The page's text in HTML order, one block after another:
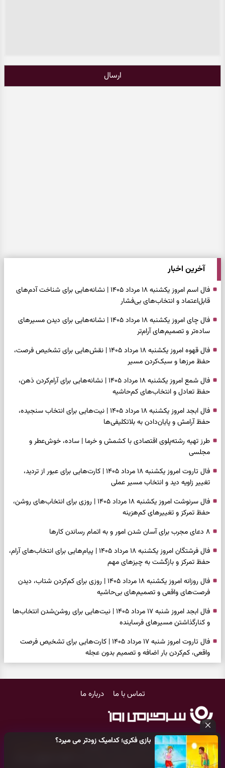
بازی فکری؛ کدامیک زودتر می میرد؟
ارسال
آخرین اخبار
فال اسم امروز یکشنبه ۱۸ مرداد ۱۴۰۵ | نشانه‌هایی برای شناخت آدم‌های
قابل‌اعتماد و انتخاب‌های بی‌فشار
فال چای امروز یکشنبه ۱۸ مرداد ۱۴۰۵ | نشانه‌هایی برای دیدن مسیرهای
ساده‌تر و تصمیم‌های آرام‌تر
فال قهوه امروز یکشنبه ۱۸ مرداد ۱۴۰۵ | نقش‌هایی برای تشخیص فرصت،
حفظ مرزها و سبک‌کردن مسیر
فال شمع امروز یکشنبه ۱۸ مرداد ۱۴۰۵ | نشانه‌هایی برای آرام‌کردن ذهن،
حفظ تعادل و انتخاب‌های کم‌حاشیه
فال ابجد امروز یکشنبه ۱۸ مرداد ۱۴۰۵ | نیت‌هایی برای انتخاب سنجیده،
حفظ آرامش و پایان‌دادن به بلاتکلیفی‌ها
طرز تهیه رشته‌پلوی اقتصادی با کشمش و خرما | ساده، خوش‌عطر و
مجلسی
فال تاروت امروز یکشنبه ۱۸ مرداد ۱۴۰۵ | کارت‌هایی برای عبور از تردید،
تغییر زاویه دید و انتخاب مسیر عملی
فال سرنوشت امروز یکشنبه ۱۸ مرداد ۱۴۰۵ | روزی برای انتخاب‌های روشن،
حفظ تمرکز و تغییرهای کم‌هزینه
۸ دعای مجرب برای آسان شدن امور و به اتمام رساندن کار‌ها
فال فرشتگان امروز یکشنبه ۱۸ مرداد ۱۴۰۵ | پیام‌هایی برای انتخاب‌های آرام،
حفظ تمرکز و بازگشت به چیزهای مهم
فال روزانه امروز یکشنبه ۱۸ مرداد ۱۴۰۵ | روزی برای کم‌کردن شتاب، دیدن
فرصت‌های واقعی و تصمیم‌های بی‌حاشیه
فال ابجد امروز شنبه ۱۷ مرداد ۱۴۰۵ | نیت‌هایی برای روشن‌شدن انتخاب‌ها
و کنارگذاشتن مسیرهای فرساینده
فال تاروت امروز شنبه ۱۷ مرداد ۱۴۰۵ | کارت‌هایی برای تشخیص فرصت
واقعی، کم‌کردن بار اضافه و تصمیم بدون عجله
بخوانید
حفظ ارزش‌ها و سبک‌کردن ذهن
تماس با ما درباره ما
کلیه حقوق مادی و معنوی این سایت متعلق بهپایگاه خبری سرگرمی روز
می‌باشد و هر گونه کپی‌برداری توسط دیگر سایت‌ها